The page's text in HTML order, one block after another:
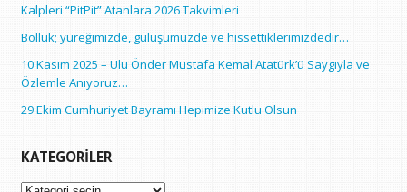
Kalpleri “PitPit” Atanlara 2026 Takvimleri
Bolluk; yüreğimizde, gülüşümüzde ve hissettiklerimizdedir…
10 Kasım 2025 – Ulu Önder Mustafa Kemal Atatürk’ü Saygıyla ve
Özlemle Anıyoruz…
29 Ekim Cumhuriyet Bayramı Hepimize Kutlu Olsun
KATEGORILER